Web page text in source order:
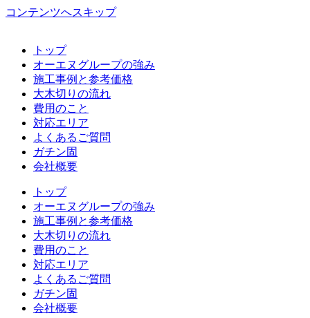
コンテンツへスキップ
トップ
オーエヌグループの強み
施工事例と参考価格
大木切りの流れ
費用のこと
対応エリア
よくあるご質問
ガチン固
会社概要
トップ
オーエヌグループの強み
施工事例と参考価格
大木切りの流れ
費用のこと
対応エリア
よくあるご質問
ガチン固
会社概要